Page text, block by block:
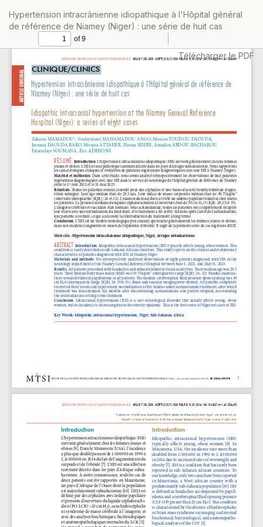
aux
informations
l'article
Hypertension intracrânienne idiopathique à l'Hôpital général
de référence de Niamey (Niger) : une série de huit cas
Télécharger
Télécharger le PDF